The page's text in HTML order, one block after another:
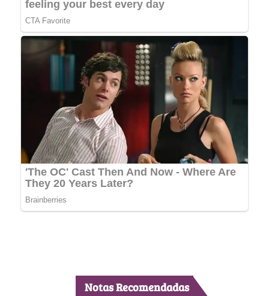
Notas Recomendadas